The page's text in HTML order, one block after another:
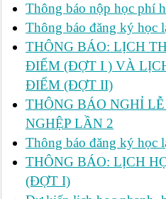
Thông báo nộp học phí
Thông báo đăng ký học
THÔNG BÁO: LỊCH
ĐIỂM (ĐỢT I ) VÀ
ĐIỂM (ĐỢT II)
THÔNG BÁO NGHỈ
NGHỆP LẦN 2
Thông báo đăng ký học
THÔNG BÁO: LỊCH
(ĐỢT I)